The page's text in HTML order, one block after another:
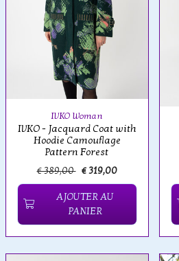
IVKO Woman
IVKO - Jacquard Coat with
Hoodie Camouflage
Pattern Forest
€ 389,00 € 319,00
AJOUTER AU
PANIER